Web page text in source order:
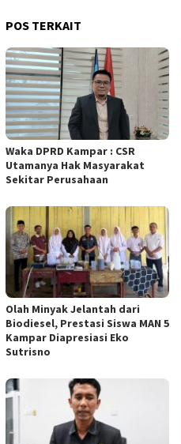
POS TERKAIT
Waka DPRD Kampar : CSR
Utamanya Hak Masyarakat
Sekitar Perusahaan
Olah Minyak Jelantah dari
Biodiesel, Prestasi Siswa MAN 5
Kampar Diapresiasi Eko
Sutrisno